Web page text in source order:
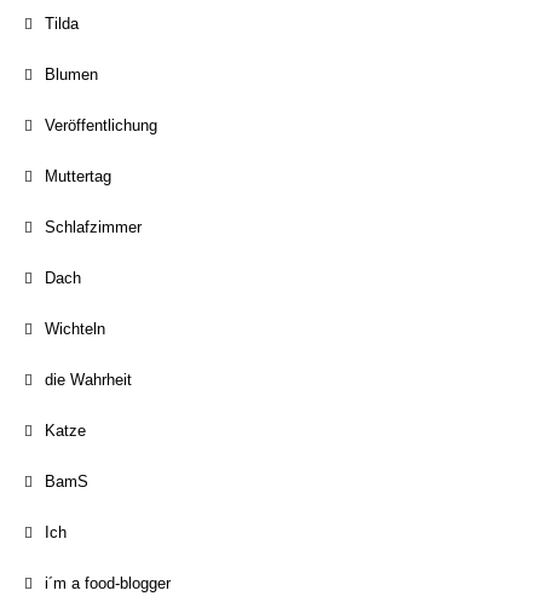
Tilda
Blumen
Veröffentlichung
Muttertag
Schlafzimmer
Dach
Wichteln
die Wahrheit
Katze
BamS
Ich
i´m a food-blogger